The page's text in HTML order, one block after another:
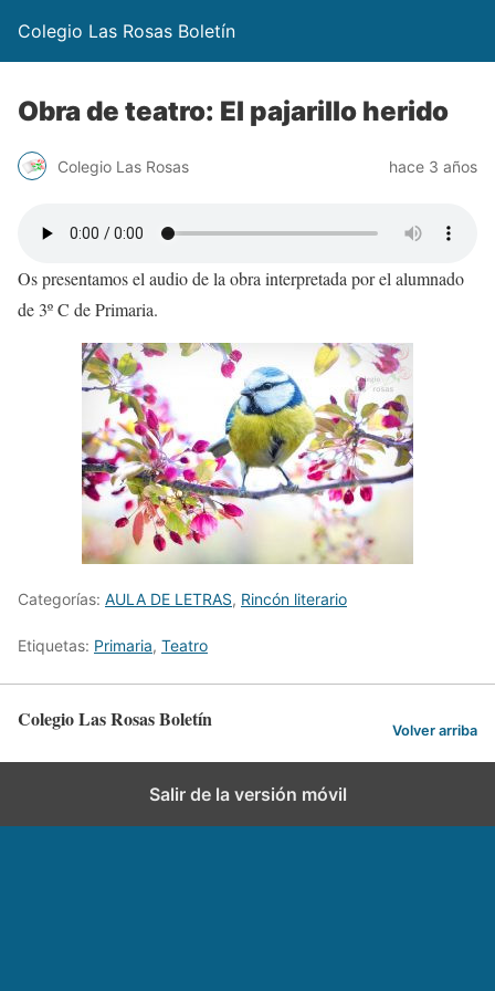
Colegio Las Rosas Boletín
Obra de teatro: El pajarillo herido
Colegio Las Rosas hace 3 años
Os presentamos el audio de la obra interpretada por el alumnado
de 3º C de Primaria.
Categorías: AULA DE LETRAS, Rincón literario
Etiquetas: Primaria, Teatro
Colegio Las Rosas Boletín Volver arriba
Salir de la versión móvil